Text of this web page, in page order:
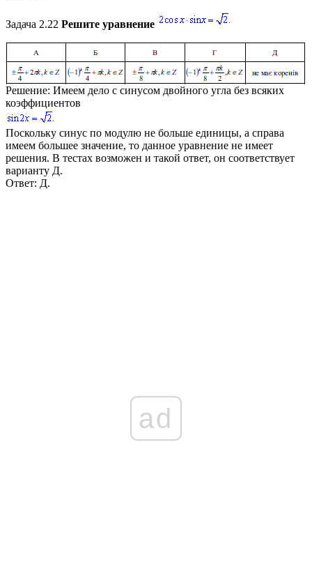
Задача 2.22 Решите уравнение
Решение: Имеем дело с синусом двойного угла без всяких
коэффициентов
Поскольку синус по модулю не больше единицы, а справа
имеем большее значение, то данное уравнение не имеет
решения. В тестах возможен и такой ответ, он соответствует
варианту Д.
Ответ: Д.
ad